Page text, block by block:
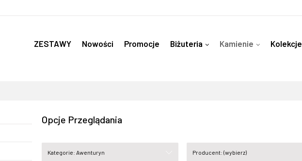
ZESTAWY Nowości Promocje Biżuteria Kamienie
Kolekcje
Opcje Przeglądania
Kategorie: Awenturyn Producent: (wybierz)